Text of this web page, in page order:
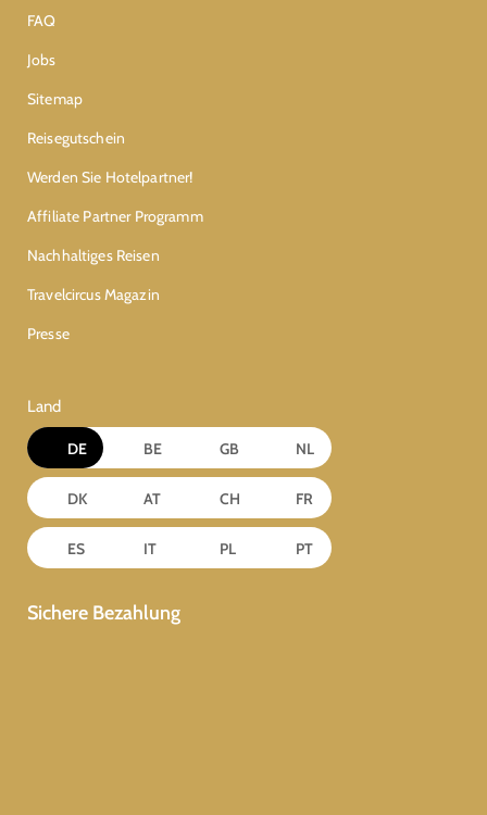
FAQ
Jobs
Sitemap
Reisegutschein
Werden Sie Hotelpartner!
Affiliate Partner Programm
Nachhaltiges Reisen
Travelcircus Magazin
Presse
Land
DE BE GB NL
DK AT CH FR
ES IT PL PT
Sichere Bezahlung